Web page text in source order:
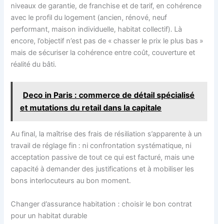
niveaux de garantie, de franchise et de tarif, en cohérence
avec le profil du logement (ancien, rénové, neuf
performant, maison individuelle, habitat collectif). Là
encore, l’objectif n’est pas de « chasser le prix le plus bas »
mais de sécuriser la cohérence entre coût, couverture et
réalité du bâti.
Deco in Paris : commerce de détail spécialisé
et mutations du retail dans la capitale
Au final, la maîtrise des frais de résiliation s’apparente à un
travail de réglage fin : ni confrontation systématique, ni
acceptation passive de tout ce qui est facturé, mais une
capacité à demander des justifications et à mobiliser les
bons interlocuteurs au bon moment.
Changer d’assurance habitation : choisir le bon contrat
pour un habitat durable